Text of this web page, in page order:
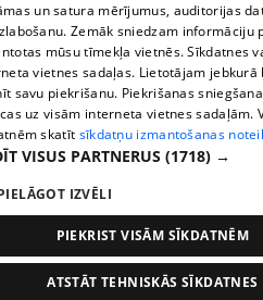
TV programma
Līguma noteikumi
360 Ziņu kontakti
Helio Media
Portāla palīdzības dienests: e-pasts -
All rights reserved.
un satura mērījumus, auditorijas
Zemāk sniedzam informāciju
mūsu tīmekļa vietnēs. Sīkdatnes
vietnes sadaļas. Lietotājam
savu piekrišanu. Piekrišanas
uz visām interneta vietnes
skatīt sīkdatņu izmantošanas
VISUS PARTNERUS (1718) →
IZVĒLI
PIEKRIST VISĀM SĪKDATNĒM
ATSTĀT TEHNISKĀS SĪKDATNES